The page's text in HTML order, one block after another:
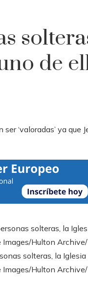
de
solteras, la
Images/Hulton